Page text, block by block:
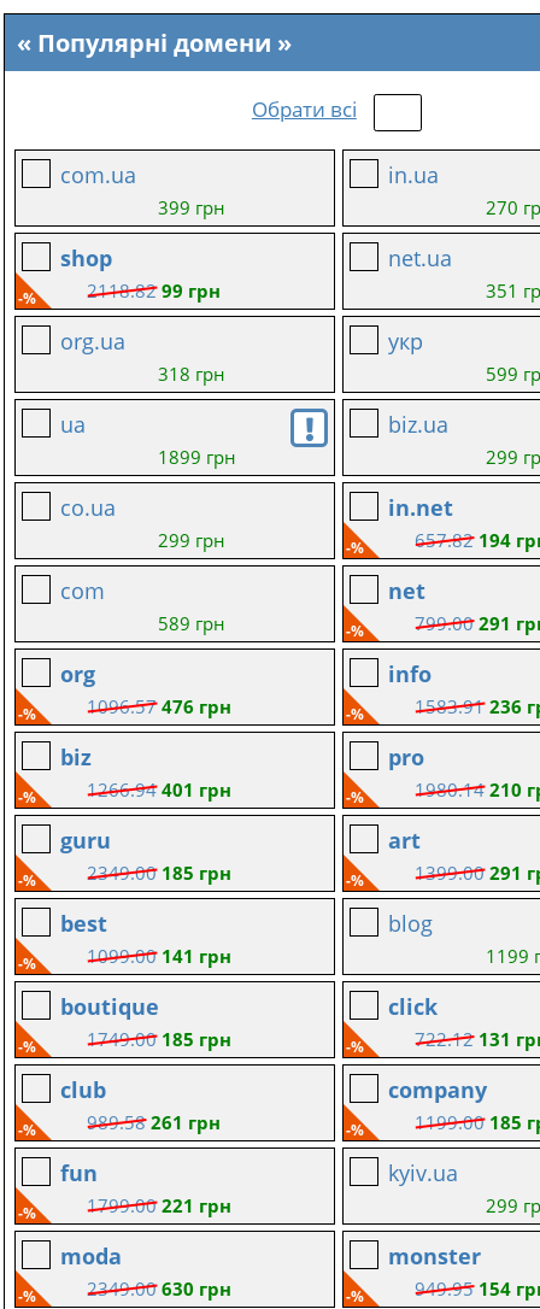
Популярні домени
Обрати всі
com.ua
399 грн
in.ua
270
-%
shop
2118.82 99 грн
net.ua
351
org.ua
318 грн
укр
599
ua
1899 грн
biz.ua
299
co.ua
299 грн -%
in.net
657.82 194
com
589 грн -%
net
799.00 291
-%
org
1096.57 476 грн -%
info
1583.91 236
-%
biz
1266.94 401 грн -%
pro
1980.14 210
-%
guru
2349.00 185 грн -%
art
1399.00 291
-%
best
1099.00 141 грн
blog
1199
-%
boutique
1749.00 185 грн -%
click
722.12 131
-%
club
989.58 261 грн -%
company
1199.00 185
-%
fun
1799.00 221 грн
kyiv.ua
299
-%
moda
2349.00 630 грн -%
monster
949.95 154